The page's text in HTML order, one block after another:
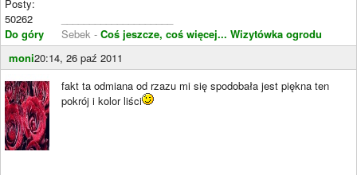
Posty:
50262
Do góry
Sebek - Coś jeszcze, coś więcej... Wizytówka ogrodu
moni20:14, 26 paź 2011
fakt ta odmiana od rzazu mi się spodobała jest piękna ten
pokrój i kolor liści